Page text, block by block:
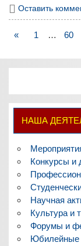
Оставить
« 1 … 60
НАША
Конкурсы и
Научная
Культура и
Форумы и
Юбилейные